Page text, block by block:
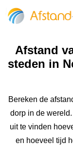
Afstand
steden in
Bereken de
dorp in de
uit te vinden
en hoeveel tijd